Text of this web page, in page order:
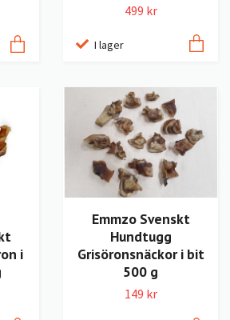
499 kr
I lager
i
Emmzo Svenskt
Hundtugg
Grisöronsnäckor i bit
500 g
149 kr